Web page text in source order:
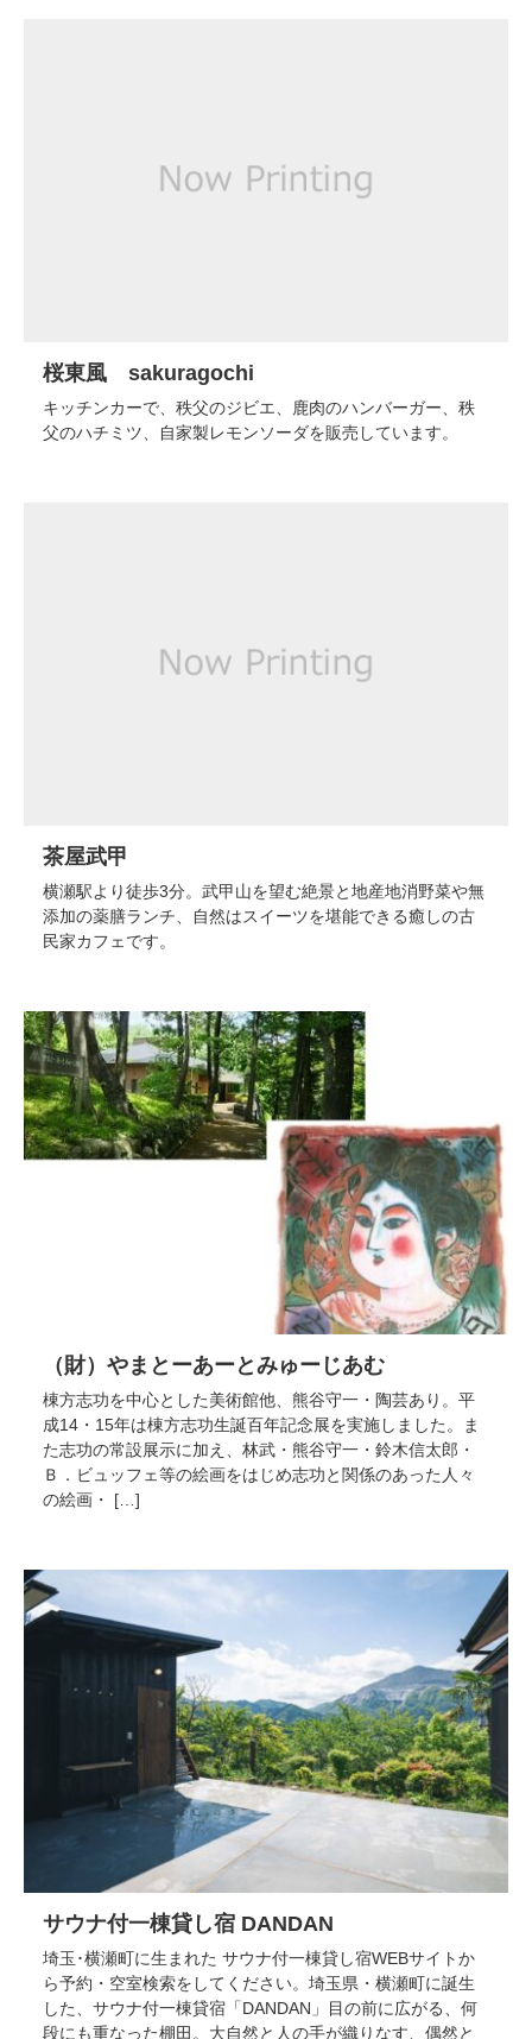
桜東風 sakuragochi
キッチンカーで、秩父のジビエ、鹿肉のハンバーガー、秩
父のハチミツ、自家製レモンソーダを販売しています。
茶屋武甲
横瀬駅より徒歩3分。武甲山を望む絶景と地産地消野菜や無
添加の薬膳ランチ、自然はスイーツを堪能できる癒しの古
民家カフェです。
（財）やまとーあーとみゅーじあむ
棟方志功を中心とした美術館他、熊谷守一・陶芸あり。平
成14・15年は棟方志功生誕百年記念展を実施しました。ま
た志功の常設展示に加え、林武・熊谷守一・鈴木信太郎・
Ｂ．ビュッフェ等の絵画をはじめ志功と関係のあった人々
の絵画・ […]
サウナ付一棟貸し宿 DANDAN
埼玉･横瀬町に生まれた サウナ付一棟貸し宿WEBサイトか
ら予約・空室検索をしてください。埼玉県・横瀬町に誕生
した、サウナ付一棟貸宿「DANDAN」目の前に広がる、何
段にも重なった棚田。大自然と人の手が織りなす、偶然と